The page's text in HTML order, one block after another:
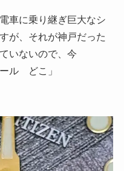
車に乗り継ぎ巨大なシ
が、それが神戸だった
いないので、今
ル どこ」